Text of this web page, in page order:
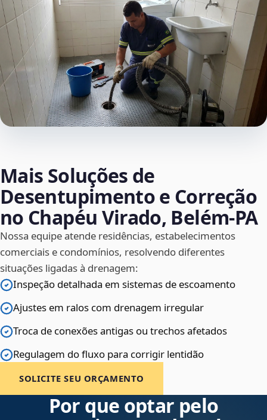
Mais Soluções de
Desentupimento e Correção
no Chapéu Virado, Belém‑PA
Nossa equipe atende residências, estabelecimentos
comerciais e condomínios, resolvendo diferentes
situações ligadas à drenagem:
Inspeção detalhada em sistemas de escoamento
Ajustes em ralos com drenagem irregular
Troca de conexões antigas ou trechos afetados
Regulagem do fluxo para corrigir lentidão
SOLICITE SEU ORÇAMENTO
Por que optar pelo